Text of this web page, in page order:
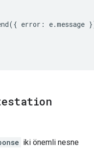
({ error : e.message
iki önemli nesne